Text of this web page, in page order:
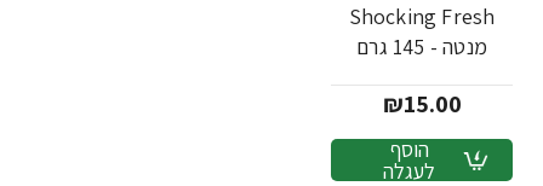
Shocking Fresh
מנטה - 145 גרם
₪15.00
הוסף
לעגלה